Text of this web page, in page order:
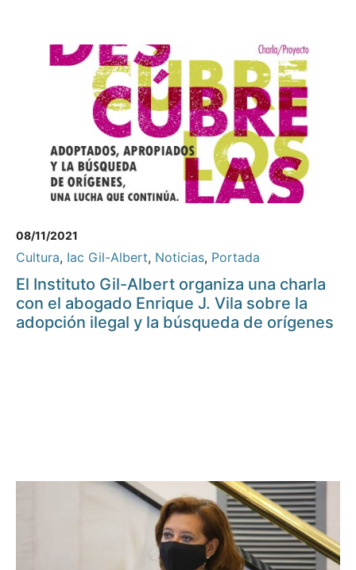
08/11/2021
Cultura, Iac Gil-Albert, Noticias, Portada
El Instituto Gil-Albert organiza una charla
con el abogado Enrique J. Vila sobre la
adopción ilegal y la búsqueda de orígenes